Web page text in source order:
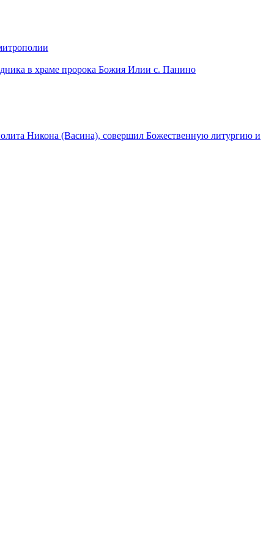
в храме пророка Божия Илии с. Панино
Никона (Васина), совершил Божественную литургию и